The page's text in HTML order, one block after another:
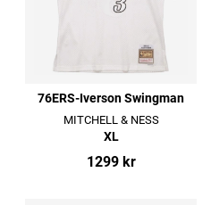
76ERS-Iverson Swingman
MITCHELL & NESS
XL
1299 kr